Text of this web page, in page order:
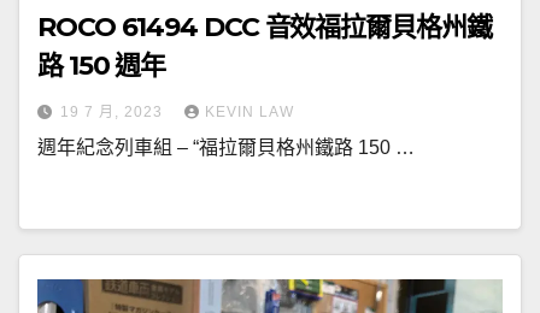
ROCO 61494 DCC 音效福拉爾貝格州鐵
路 150 週年
19 7 月, 2023 KEVIN LAW
週年紀念列車組 – “福拉爾貝格州鐵路 150 …